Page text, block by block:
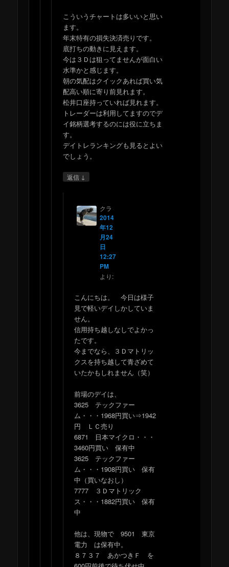
こういうチャートは多いいと思い
ます。
年末特有の損失決済売りです。
底打ちの動きに見えます。
今は３Ｄは狙ってませんが面白い
水準かと感じます。
朝の気配はクイックあれば買い気
配高い順に寄り前見れます。
松井口座持っていれば見れます。
トレーダーは利用してますのでデ
イ銘柄選考するのには役に立ちま
す。
デイトレランキングも見るとよい
でしょう。
返信 ↓
クラ
2014
年12
月24
日
12:27
PM
より:
こんにちは。 今日は様子
見で軽いデイしかしていま
せん。
信用持ち越しなしでよかっ
たです。
今までなら、３Ｄマトリッ
クスを持ち越して青ざめて
いたかもしれません（笑）
前場のデイは、
3625 テックファー
ム・・・1968円買い⇒1942
円 ＬＣ売り
6871 日本マイクロ・・・
3460円買い 保有中
3625 テックファー
ム・・・1908円買い 保有
中（買いなおし）
7777 ３Ｄマトリック
ス・・・1882円買い 保有
中
他は、現物で 9501 東京
電力 は保有中。
８７３７ あかつきＦ を